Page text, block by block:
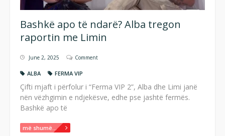
Bashkë apo të ndarë? Alba tregon
raportin me Limin
June 2, 2025 Comment
ALBA FERMA VIP
Çifti mjaft i përfolur i “Ferma VIP 2”, Alba dhe Limi janë
nën vëzhgimin e ndjekësve, edhe pse jashtë fermës.
Bashkë apo të
më shumë...